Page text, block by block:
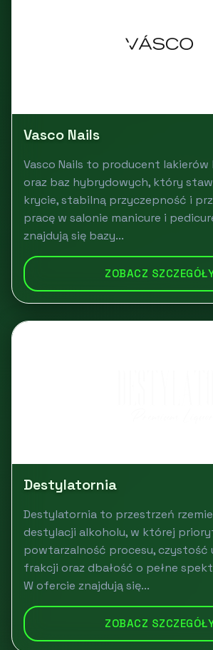
Vasco Nails
Vasco Nails to producent
oraz baz hybrydowych, który
krycie, stabilną przyczepność i
pracę w salonie manicure i
znajdują się bazy...
ZOBACZ
Destylatornia
Destylatornia to przestrzeń
destylacji alkoholu, w której
powtarzalność procesu, czystość
frakcji oraz dbałość o pełne
W ofercie znajdują się...
ZOBACZ